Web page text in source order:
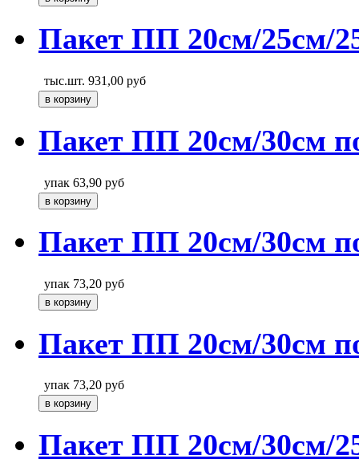
Пакет ПП 20см/25см/
тыс.шт. 931,00 руб
Пакет ПП 20см/30см
упак 63,90 руб
Пакет ПП 20см/30см
упак 73,20 руб
Пакет ПП 20см/30см
упак 73,20 руб
Пакет ПП 20см/30см/